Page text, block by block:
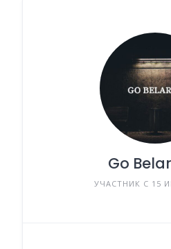
Go
УЧАСТНИК С 15